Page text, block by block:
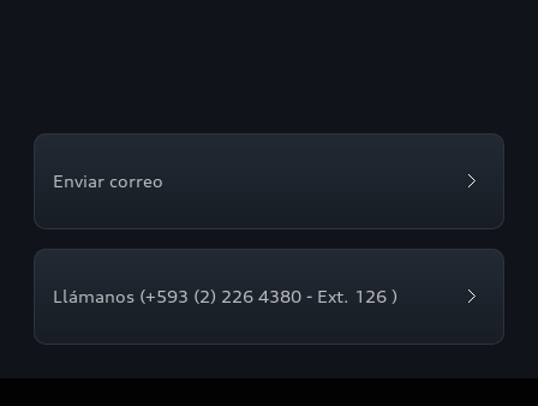
Enviar correo
Llámanos (+593 (2) 226 4380 - Ext. 126 )